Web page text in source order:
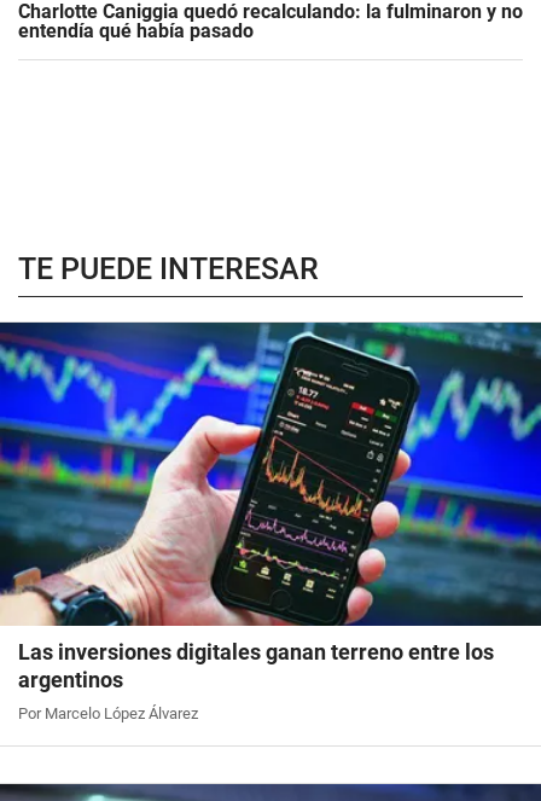
Charlotte Caniggia quedó recalculando: la fulminaron y no
entendía qué había pasado
TE PUEDE INTERESAR
Las inversiones digitales ganan terreno entre los
argentinos
Por Marcelo López Álvarez